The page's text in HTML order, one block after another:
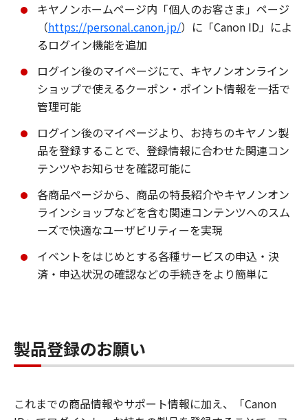
キヤノンホームページ内「個人のお客さま」ページ
（https://personal.canon.jp/）に「Canon ID」によ
るログイン機能を追加
ログイン後のマイページにて、キヤノンオンライン
ショップで使えるクーポン・ポイント情報を一括で
管理可能
ログイン後のマイページより、お持ちのキヤノン製
品を登録することで、登録情報に合わせた関連コン
テンツやお知らせを確認可能に
各商品ページから、商品の特長紹介やキヤノンオン
ラインショップなどを含む関連コンテンツへのスム
ーズで快適なユーザビリティーを実現
イベントをはじめとする各種サービスの申込・決
済・申込状況の確認などの手続きをより簡単に
製品登録のお願い
これまでの商品情報やサポート情報に加え、「Canon